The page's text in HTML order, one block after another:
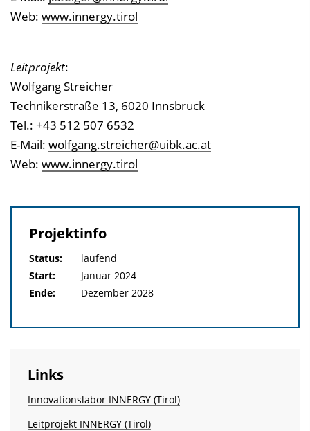
Web: www.innergy.tirol
Leitprojekt:
Wolfgang Streicher
Technikerstraße 13, 6020 Innsbruck
Tel.: +43 512 507 6532
E-Mail: wolfgang.streicher@uibk.ac.at
Web: www.innergy.tirol
Projektinfo
Status:
laufend
Start:
Januar 2024
Ende:
Dezember 2028
Links
Innovationslabor INNERGY (Tirol)
Leitprojekt INNERGY (Tirol)